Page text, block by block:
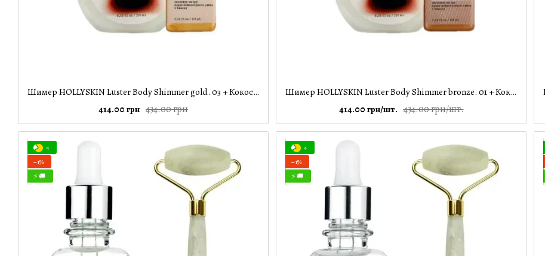
Шимер HOLLYSKIN Luster Body Shimmer gold. 03 + Кокосова олія HOLLYSKIN Pure Coconut Oil
434.00 грн
414.00 грн
Шимер HOLLYSKIN Luster Body Shimmer bronze. 01 + Кокосова олія HOLLYSKIN Pure Coconut Oil
434.00 грн/шт.
414.00 грн/шт.
4
−1%
⚡ 🚚
4
−1%
⚡ 🚚